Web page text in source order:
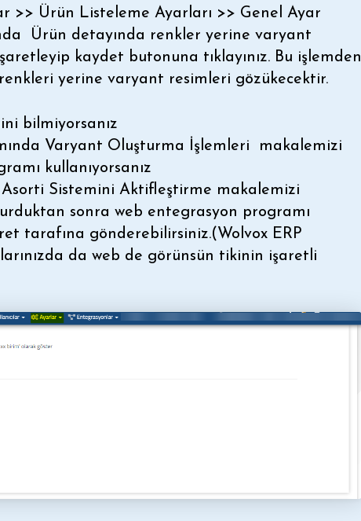
>> Ürün Listeleme Ayarları >> Genel Ayar
Ürün detayında renkler yerine varyant
kaydet butonuna tıklayınız. Bu işlemden
yerine varyant resimleri gözükecektir.
bilmiyorsanız
Varyant Oluşturma İşlemleri makalemizi
kullanıyorsanız
Sistemini Aktifleştirme makalemizi
sonra web entegrasyon programı
tarafına gönderebilirsiniz.(Wolvox ERP
da web de görünsün tikinin işaretli